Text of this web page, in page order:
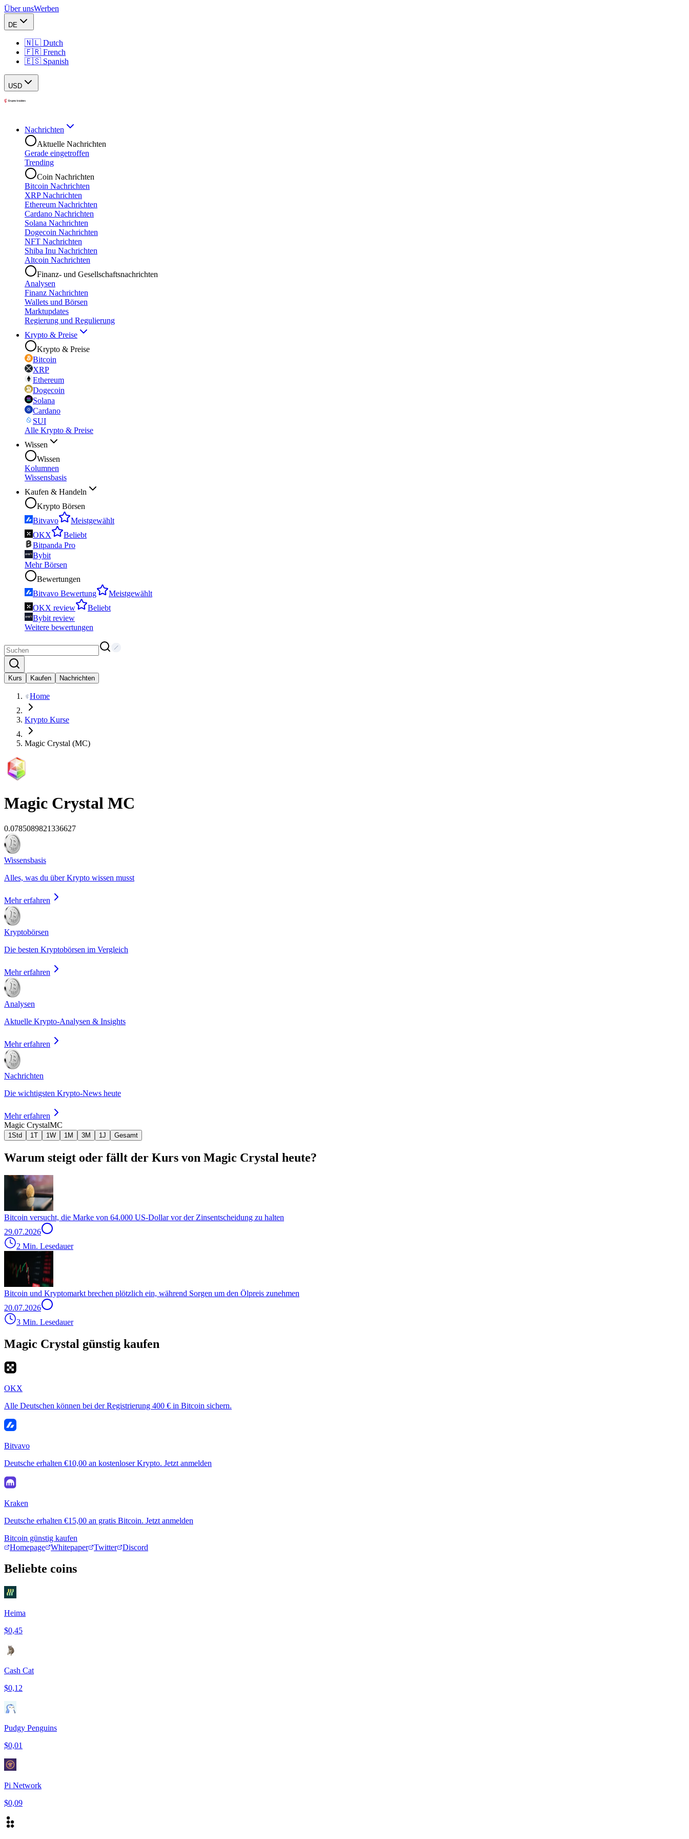
Über unsWerben
DE
🇳🇱 Dutch
🇫🇷 French
🇪🇸 Spanish
USD
Nachrichten
Aktuelle Nachrichten
Gerade eingetroffen
Trending
Coin Nachrichten
Bitcoin Nachrichten
XRP Nachrichten
Ethereum Nachrichten
Cardano Nachrichten
Solana Nachrichten
Dogecoin Nachrichten
NFT Nachrichten
Shiba Inu Nachrichten
Altcoin Nachrichten
Finanz- und Gesellschaftsnachrichten
Analysen
Finanz Nachrichten
Wallets und Börsen
Marktupdates
Regierung und Regulierung
Krypto & Preise
Krypto & Preise
Bitcoin
XRP
Ethereum
Dogecoin
Solana
Cardano
SUI
Alle Krypto & Preise
Wissen
Wissen
Kolumnen
Wissensbasis
Kaufen & Handeln
Krypto Börsen
Bitvavo
Meistgewählt
OKX
Beliebt
Bitpanda Pro
Bybit
Mehr Börsen
Bewertungen
Bitvavo Bewertung
Meistgewählt
OKX review
Beliebt
Bybit review
Weitere bewertungen
Kurs Kaufen Nachrichten
Home
Krypto Kurse
Magic Crystal (MC)
Magic Crystal MC
0.0785089821336627
Wissensbasis
Alles, was du über Krypto wissen musst
Mehr erfahren
Kryptobörsen
Die besten Kryptobörsen im Vergleich
Mehr erfahren
Analysen
Aktuelle Krypto-Analysen & Insights
Mehr erfahren
Nachrichten
Die wichtigsten Krypto-News heute
Mehr erfahren
Magic CrystalMC
1Std 1T 1W 1M 3M 1J Gesamt
Warum steigt oder fällt der Kurs von Magic Crystal heute?
Bitcoin versucht, die Marke von 64.000 US-Dollar vor der Zinsentscheidung zu halten
29.07.2026
2 Min. Lesedauer
Bitcoin und Kryptomarkt brechen plötzlich ein, während Sorgen um den Ölpreis zunehmen
20.07.2026
3 Min. Lesedauer
Magic Crystal günstig kaufen
OKX
Alle Deutschen können bei der Registrierung 400 € in Bitcoin sichern.
Bitvavo
Deutsche erhalten €10,00 an kostenloser Krypto. Jetzt anmelden
Kraken
Deutsche erhalten €15,00 an gratis Bitcoin. Jetzt anmelden
Bitcoin günstig kaufen
Homepage
Whitepaper Twitter Discord
Beliebte coins
Heima
$0,45
Cash Cat
$0,12
Pudgy Penguins
$0,01
Pi Network
$0,09